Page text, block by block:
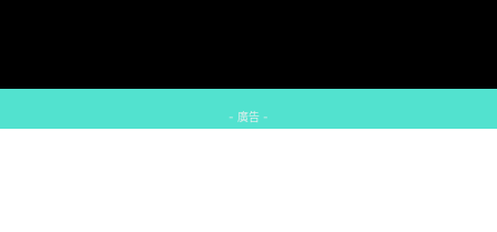
- 廣告 -